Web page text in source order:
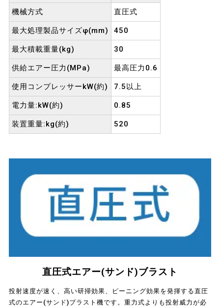
機械方式 直圧式
最大処理製品サイズφ(mm) 450
最大積載重量(kg) 30
供給エアー圧力(MPa) 最高圧力0.6
使用コンプレッサーkW(約) 7.5以上
電力量:kW(約) 0.85
装置重量:kg(約) 520
直圧式エアー(サンド)ブラスト
投射速度が速く、高い研掃効果、ピーニング効果を発揮する直圧
式のエアー(サンド)ブラスト機です。重力式よりも投射威力が必